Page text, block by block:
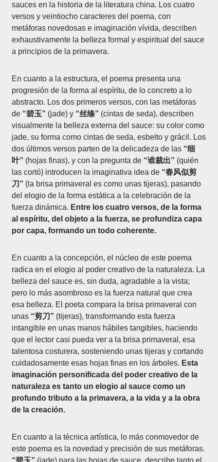
sauces en la historia de la literatura china. Los cuatro
versos y veintiocho caracteres del poema, con
metáforas novedosas e imaginación vívida, describen
exhaustivamente la belleza formal y espiritual del sauce
a principios de la primavera.
En cuanto a la estructura, el poema presenta una
progresión de la forma al espíritu, de lo concreto a lo
abstracto. Los dos primeros versos, con las metáforas
de “碧玉” (jade) y “丝绦” (cintas de seda), describen
visualmente la belleza externa del sauce: su color como
jade, su forma como cintas de seda, esbelto y grácil. Los
dos últimos versos parten de la delicadeza de las “细
叶” (hojas finas), y con la pregunta de “谁裁出” (quién
las cortó) introducen la imaginativa idea de “春风似剪
刀” (la brisa primaveral es como unas tijeras), pasando
del elogio de la forma estática a la celebración de la
fuerza dinámica. Entre los cuatro versos, de la forma
al espíritu, del objeto a la fuerza, se profundiza capa
por capa, formando un todo coherente.
En cuanto a la concepción, el núcleo de este poema
radica en el elogio al poder creativo de la naturaleza. La
belleza del sauce es, sin duda, agradable a la vista;
pero lo más asombroso es la fuerza natural que crea
esa belleza. El poeta compara la brisa primaveral con
unas “剪刀” (tijeras), transformando esta fuerza
intangible en unas manos hábiles tangibles, haciendo
que el lector casi pueda ver a la brisa primaveral, esa
talentosa costurera, sosteniendo unas tijeras y cortando
cuidadosamente esas hojas finas en los árboles. Esta
imaginación personificada del poder creativo de la
naturaleza es tanto un elogio al sauce como un
profundo tributo a la primavera, a la vida y a la obra
de la creación.
En cuanto a la técnica artística, lo más conmovedor de
este poema es la novedad y precisión de sus metáforas.
“碧玉” (jade) para las hojas de sauce, describe tanto el